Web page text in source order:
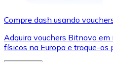
Compre dash usando
Adquira vouchers Bitnovo
físicos na Europa e troque-os